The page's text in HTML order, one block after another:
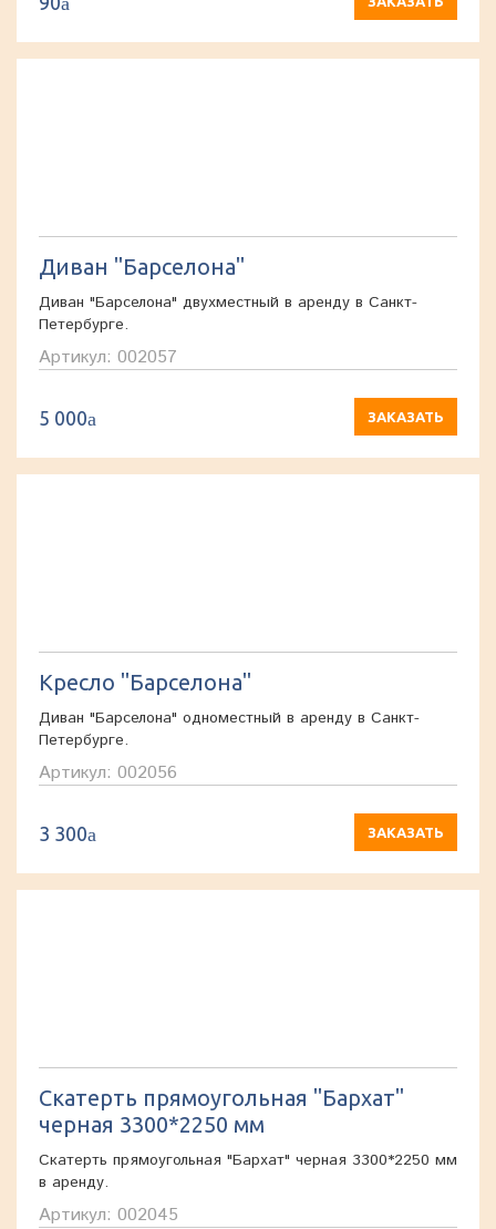
Диван "Барселона"
Диван "Барселона" двухместный в аренду в Санкт-
Петербурге.
Артикул: 002057
5 000a ЗАКАЗАТЬ
Кресло "Барселона"
Диван "Барселона" одноместный в аренду в Санкт-
Петербурге.
Артикул: 002056
3 300a ЗАКАЗАТЬ
Скатерть прямоугольная "Бархат"
черная 3300*2250 мм
Скатерть прямоугольная "Бархат" черная 3300*2250 мм
в аренду.
Артикул: 002045